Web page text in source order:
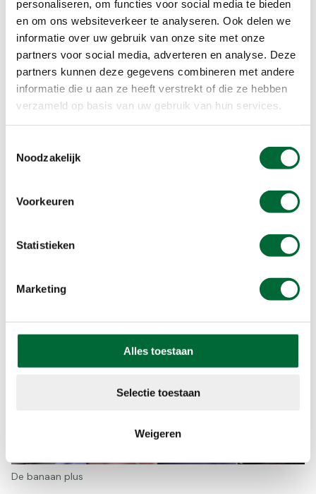
personaliseren, om functies voor social media te bieden
en om ons websiteverkeer te analyseren. Ook delen we
informatie over uw gebruik van onze site met onze
partners voor social media, adverteren en analyse. Deze
partners kunnen deze gegevens combineren met andere
informatie die u aan ze heeft verstrekt of die ze hebben
verzameld op basis van uw gebruik van hun services.
Noodzakelijk
Voorkeuren
Statistieken
Marketing
Alles toestaan
Selectie toestaan
Weigeren
voorwerpen tegen, zoals een prachtig kanon, dat
opgeleukt is met bloemen in een grote voortuin
langs de weg. Een plaatje waard. Even na 17.45
uur begint het al wat te schemeren, het is
tenslotte al half oktober geweest. ‘Mooi hè?’ zegt
Jacqueline. Ik knik instemmend. We worden
lichtgevende hesjes te geven. Een verstandig
besluit, want we lopen iets later langs een weg,
zonder losliggend fietspad. Veiligheid voor alles,
want men rijdt hier stevig door.
De banaan plus